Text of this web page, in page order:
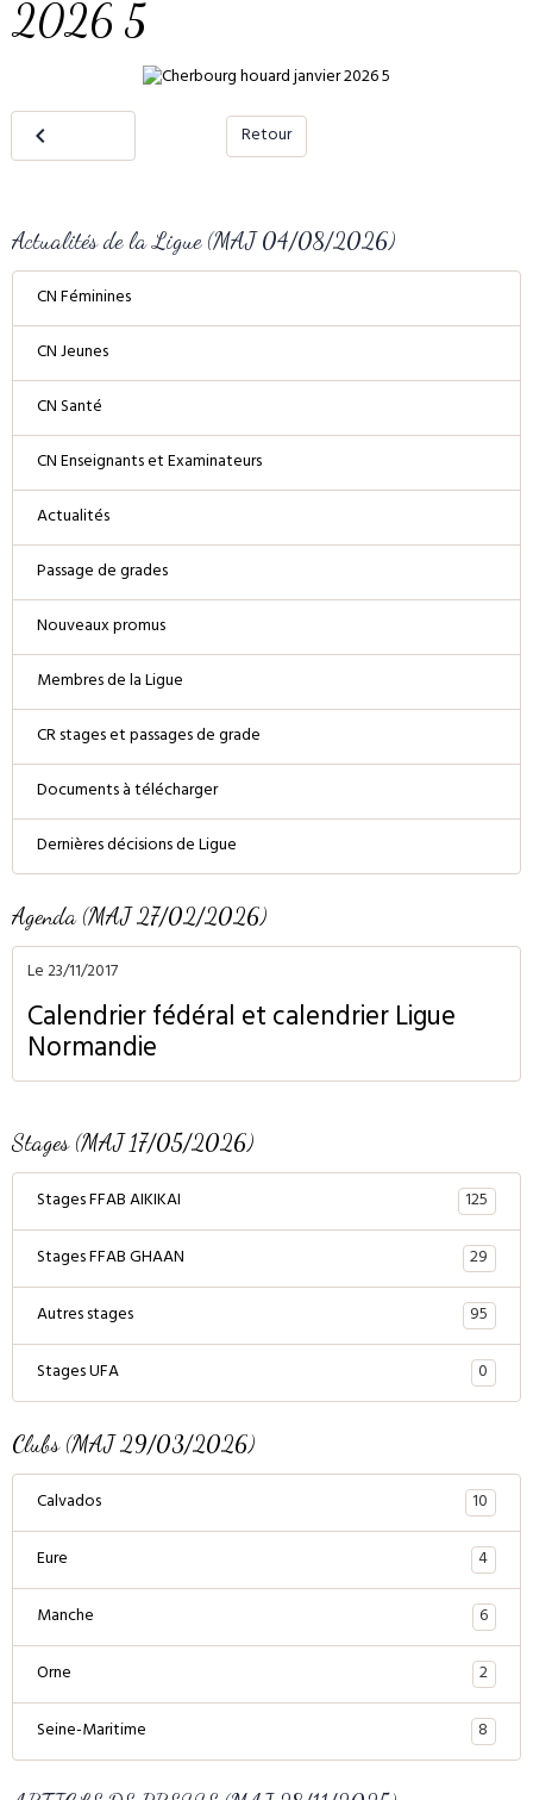
2026 5
Retour
Actualités de la Ligue (MAJ 04/08/2026)
CN Féminines
CN Jeunes
CN Santé
CN Enseignants et Examinateurs
Actualités
Passage de grades
Nouveaux promus
Membres de la Ligue
CR stages et passages de grade
Documents à télécharger
Dernières décisions de Ligue
Agenda (MAJ 27/02/2026)
Le 23/11/2017
Calendrier fédéral et calendrier Ligue
Normandie
Stages (MAJ 17/05/2026)
Stages FFAB AIKIKAI
125
Stages FFAB GHAAN
29
Autres stages
95
Stages UFA
0
Clubs (MAJ 29/03/2026)
Calvados
10
Eure
4
Manche
6
Orne
2
Seine-Maritime
8